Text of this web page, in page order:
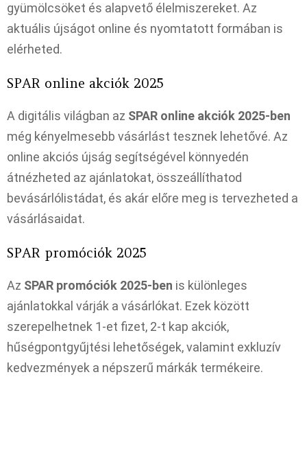
gyümölcsöket és alapvető élelmiszereket. Az
aktuális újságot online és nyomtatott formában is
elérheted.
SPAR online akciók 2025
A digitális világban az SPAR online akciók 2025-ben
még kényelmesebb vásárlást tesznek lehetővé. Az
online akciós újság segítségével könnyedén
átnézheted az ajánlatokat, összeállíthatod
bevásárlólistádat, és akár előre meg is tervezheted a
vásárlásaidat.
SPAR promóciók 2025
Az SPAR promóciók 2025-ben is különleges
ajánlatokkal várják a vásárlókat. Ezek között
szerepelhetnek 1-et fizet, 2-t kap akciók,
hűségpontgyűjtési lehetőségek, valamint exkluzív
kedvezmények a népszerű márkák termékeire.